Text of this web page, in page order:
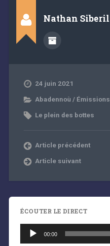
Nathan Siberil
24 juin 2021
Abadennoù / Émissions
Le plein des bottes
Article précédent
Article suivant
ÉCOUTER LE DIRECT
audio
00:00